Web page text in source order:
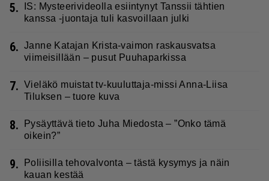
5.
IS: Mysteerivideolla esiintynyt Tanssii tähtien
kanssa -juontaja tuli kasvoillaan julki
6. Janne Katajan Krista-vaimon raskausvatsa
viimeisillään – pusut Puuhaparkissa
7. Vieläkö muistat tv-kuuluttaja-missi Anna-Liisa
Tiluksen – tuore kuva
8.
Pysäyttävä tieto Juha Miedosta – ”Onko tämä
oikein?”
9.
Poliisilla tehovalvonta – tästä kysymys ja näin
kauan kestää